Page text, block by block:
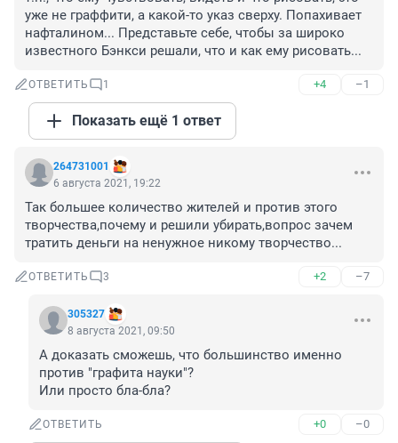
уже не граффити, а какой-то указ сверху. Попахивает
нафталином... Представьте себе, чтобы за широко
известного Бэнкси решали, что и как ему рисовать...
ОТВЕТИТЬ 1 +4 –1
Показать ещё 1 ответ
264731001
6 августа 2021, 19:22
Так большее количество жителей и против этого
творчества,почему и решили убирать,вопрос зачем
тратить деньги на ненужное никому творчество...
ОТВЕТИТЬ 3 +2 –7
305327
8 августа 2021, 09:50
А доказать сможешь, что большинство именно
против "графита науки"?
Или просто бла-бла?
ОТВЕТИТЬ +0 –0